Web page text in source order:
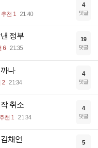
추천 1 21:40
4
댓글
정부
6 21:35
19
댓글
나
2 21:34
4
댓글
취소
추천 1 21:34
4
댓글
채연 5